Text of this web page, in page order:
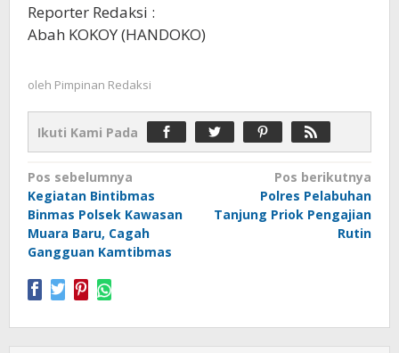
Reporter Redaksi :
Abah KOKOY (HANDOKO)
oleh Pimpinan Redaksi
Ikuti Kami Pada
Navigasi
pos
Pos sebelumnya
Kegiatan Bintibmas
Binmas Polsek Kawasan
Muara Baru, Cagah
Gangguan Kamtibmas
Pos berikutnya
Polres Pelabuhan
Tanjung Priok Pengajian
Rutin